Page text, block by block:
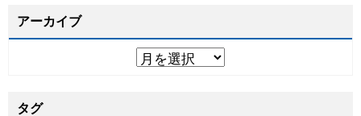
アーカイブ
タグ